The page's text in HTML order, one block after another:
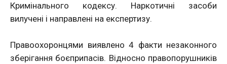
Кримінального кодексу. Наркотичні засоби
вилучені і направлені на експертизу.
Правоохоронцями виявлено 4 факти незаконного
зберігання боєприпасів. Відносно правопорушників